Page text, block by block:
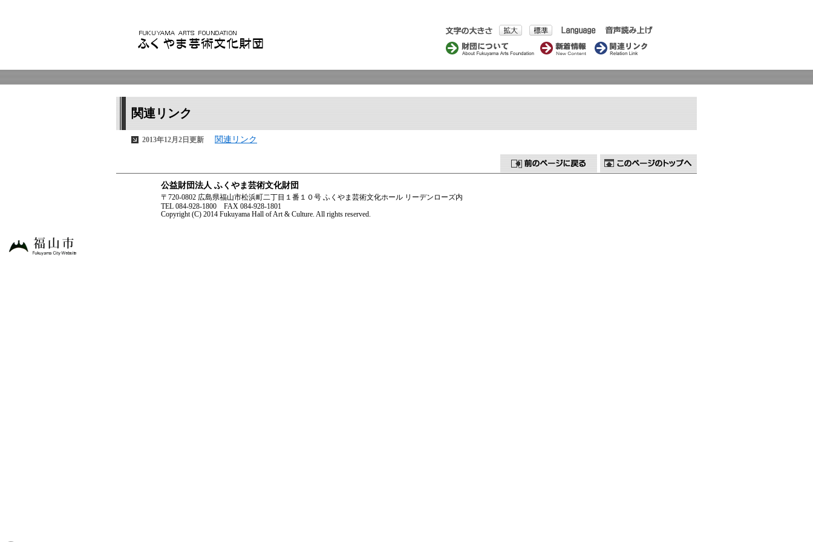
関連リンク
2013年12月2日更新 関連リンク
公益財団法人 ふくやま芸術文化財団
〒720-0802 広島県福山市松浜町二丁目１番１０号 ふくやま芸術文化ホール リーデンローズ内
TEL 084-928-1800 FAX 084-928-1801
Copyright (C) 2014 Fukuyama Hall of Art & Culture. All rights reserved.